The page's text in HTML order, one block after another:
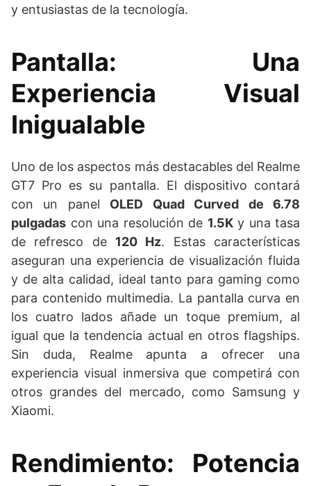
y entusiastas de la tecnología.
Pantalla: Una
Experiencia Visual
Inigualable
Uno de los aspectos más destacables del Realme
GT7 Pro es su pantalla. El dispositivo contará
con un panel OLED Quad Curved de 6.78
pulgadas con una resolución de 1.5Ky una tasa
de refresco de 120 Hz. Estas características
aseguran una experiencia de visualización fluida
y de alta calidad, ideal tanto para gaming como
para contenido multimedia. La pantalla curva en
los cuatro lados añade un toque premium, al
igual que la tendencia actual en otros flagships.
Sin duda, Realme apunta a ofrecer una
experiencia visual inmersiva que competirá con
otros grandes del mercado, como Samsung y
Xiaomi.
Rendimiento: Potencia